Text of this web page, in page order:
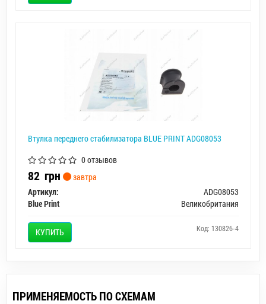
Втулка переднего стабилизатора BLUE PRINT ADG08053
0 отзывов
82 грн
завтра
Артикул:
ADG08053
Blue Print
Великобритания
КУПИТЬ Код: 130826-4
ПРИМЕНЯЕМОСТЬ ПО СХЕМАМ